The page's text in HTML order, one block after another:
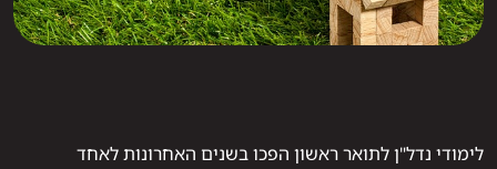
לימודי נדל"ן לתואר ראשון הפכו בשנים האחרונות לאחד